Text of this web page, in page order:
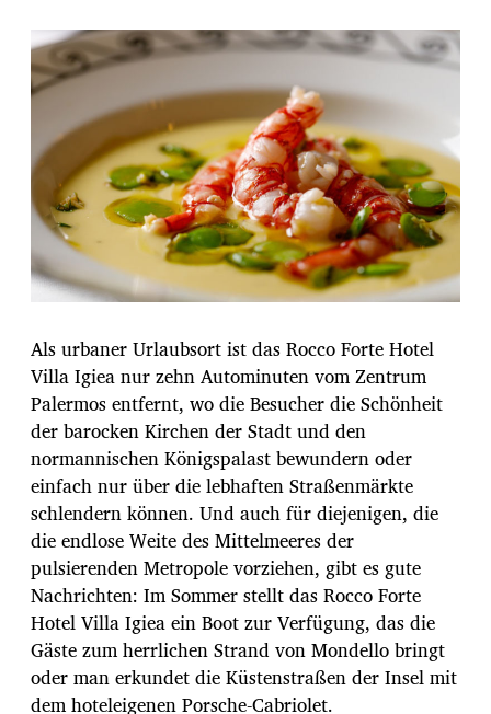
Als urbaner Urlaubsort ist das Rocco Forte Hotel
Villa Igiea nur zehn Autominuten vom Zentrum
Palermos entfernt, wo die Besucher die Schönheit
der barocken Kirchen der Stadt und den
normannischen Königspalast bewundern oder
einfach nur über die lebhaften Straßenmärkte
schlendern können. Und auch für diejenigen, die
die endlose Weite des Mittelmeeres der
pulsierenden Metropole vorziehen, gibt es gute
Nachrichten: Im Sommer stellt das Rocco Forte
Hotel Villa Igiea ein Boot zur Verfügung, das die
Gäste zum herrlichen Strand von Mondello bringt
oder man erkundet die Küstenstraßen der Insel mit
dem hoteleigenen Porsche-Cabriolet.